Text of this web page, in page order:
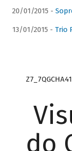
20/01/2015 -
13/01/2015 - Trio
do